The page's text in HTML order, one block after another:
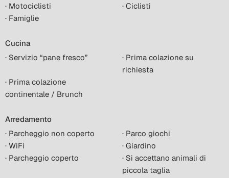
· Motociclisti
· Ciclisti
· Famiglie
Cucina
· Servizio “pane fresco”
· Prima colazione su
richiesta
· Prima colazione
continentale / Brunch
Arredamento
· Parcheggio non coperto
· Parco giochi
· WiFi
· Giardino
· Parcheggio coperto
· Si accettano animali di
piccola taglia